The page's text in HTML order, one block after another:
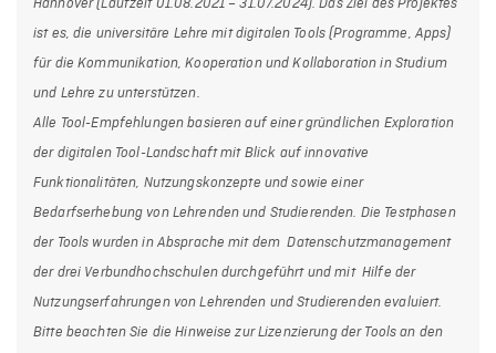
ist es, die universitäre Lehre mit digitalen Tools (Programme, Apps)
für die Kommunikation, Kooperation und Kollaboration in Studium
und Lehre zu unterstützen.
Alle Tool-Empfehlungen basieren auf einer gründlichen Exploration
der digitalen Tool-Landschaft mit Blick auf innovative
Funktionalitäten, Nutzungskonzepte und sowie einer
Bedarfserhebung von Lehrenden und Studierenden. Die Testphasen
der Tools wurden in Absprache mit dem Datenschutzmanagement
der drei Verbundhochschulen durchgeführt und mit Hilfe der
Nutzungserfahrungen von Lehrenden und Studierenden evaluiert.
Bitte beachten Sie die Hinweise zur Lizenzierung der Tools an den